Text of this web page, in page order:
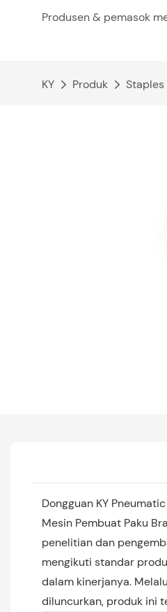
Produsen & pemasok
KY Produk Staples
Dongguan KY
Mesin Pembuat Paku
penelitian dan
mengikuti standar
dalam kinerjanya.
diluncurkan, produk ini